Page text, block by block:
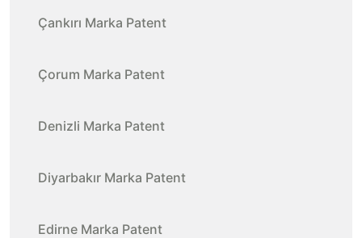
Çankırı Marka Patent
Çorum Marka Patent
Denizli Marka Patent
Diyarbakır Marka Patent
Edirne Marka Patent